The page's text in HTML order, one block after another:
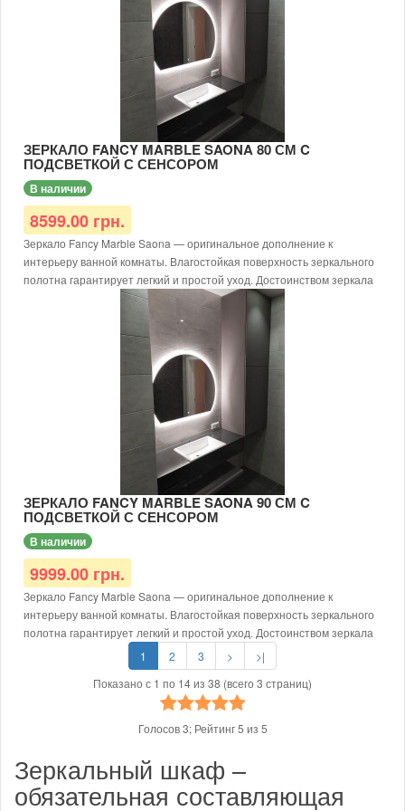
ЗЕРКАЛО FANCY MARBLE SAONA 80 СМ C
ПОДСВЕТКОЙ С СЕНСОРОМ
В наличии
8599.00 грн.
Зеркало Fancy Marble Saona — оригинальное дополнение к
интерьеру ванной комнаты. Влагостойкая поверхность зеркального
полотна гарантирует легкий и простой уход. Достоинством зеркала
Saona является низкое электропотребление подсветки и
Зеркало c светодиодной подсветкой и сенсорным выключателем
изготовлено из высококлассных материалов квалифицированными
Технические характеристики:
Тип Выключателя: Сенсор касания.
Комплектация:
- Зеркало
- Крепеж 2 шт
- Гарантия 24 мес.
ЗЕРКАЛО FANCY MARBLE SAONA 90 СМ C
ПОДСВЕТКОЙ С СЕНСОРОМ
В наличии
9999.00 грн.
Зеркало Fancy Marble Saona — оригинальное дополнение к
интерьеру ванной комнаты. Влагостойкая поверхность зеркального
полотна гарантирует легкий и простой уход. Достоинством зеркала
Saona является низкое электропотребление подсветки и
Зеркало c светодиодной подсветкой и сенсорным выключателем
изготовлено из высококлассных материалов квалифицированными
Технические характеристики:
Ширина: 900 мм
Высота: 810 мм
1 2 3 >
>|
Показано с 1 по 14 из 38 (всего 3 страниц)
Голосов3; Рейтинг5 из 5
Зеркальный шкаф –
обязательная составляющая